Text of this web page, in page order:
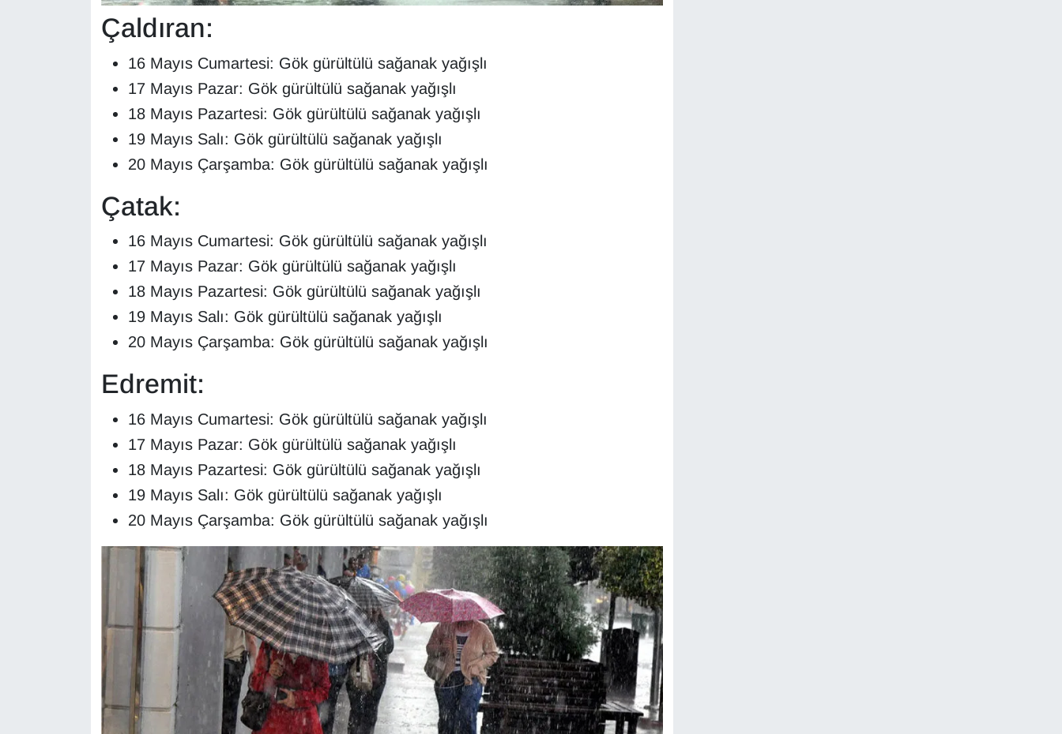
Çaldıran:
16 Mayıs Cumartesi: Gök gürültülü sağanak yağışlı
17 Mayıs Pazar: Gök gürültülü sağanak yağışlı
18 Mayıs Pazartesi: Gök gürültülü sağanak yağışlı
19 Mayıs Salı: Gök gürültülü sağanak yağışlı
20 Mayıs Çarşamba: Gök gürültülü sağanak yağışlı
Çatak:
16 Mayıs Cumartesi: Gök gürültülü sağanak yağışlı
17 Mayıs Pazar: Gök gürültülü sağanak yağışlı
18 Mayıs Pazartesi: Gök gürültülü sağanak yağışlı
19 Mayıs Salı: Gök gürültülü sağanak yağışlı
20 Mayıs Çarşamba: Gök gürültülü sağanak yağışlı
Edremit:
16 Mayıs Cumartesi: Gök gürültülü sağanak yağışlı
17 Mayıs Pazar: Gök gürültülü sağanak yağışlı
18 Mayıs Pazartesi: Gök gürültülü sağanak yağışlı
19 Mayıs Salı: Gök gürültülü sağanak yağışlı
20 Mayıs Çarşamba: Gök gürültülü sağanak yağışlı